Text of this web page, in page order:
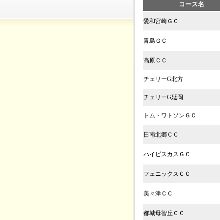
コース名
愛和宮崎ＧＣ
青島ＧＣ
高原ＣＣ
チェリーG北方
チェリーG延岡
トム・ワトソンＧＣ
日南北郷ＣＣ
ハイビスカスＧＣ
フェニックスＣＣ
美々津ＣＣ
都城母智丘ＣＣ